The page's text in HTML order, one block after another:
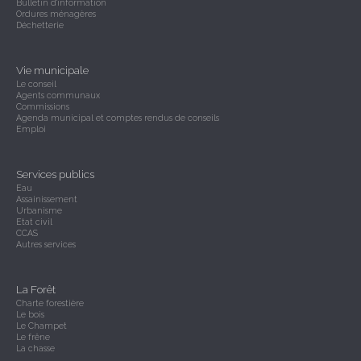
Bulletin d'information
Ordures ménagères
Déchetterie
Vie municipale
Le conseil
Agents communaux
Commissions
Agenda municipal et comptes rendus de conseils
Emploi
Services publics
Eau
Assainissement
Urbanisme
Etat civil
CCAS
Autres services
La Forêt
Charte forestière
Le bois
Le Champet
Le frêne
La chasse